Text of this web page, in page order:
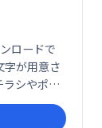
ロードで
字が用意さ
ラシやポス
用いただけ